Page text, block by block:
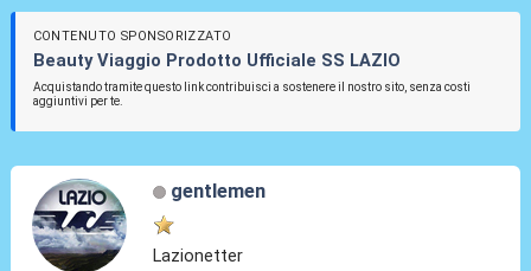
CONTENUTO SPONSORIZZATO
Beauty Viaggio Prodotto Ufficiale SS LAZIO
Acquistando tramite questo link contribuisci a sostenere il nostro sito, senza costi
aggiuntivi per te.
gentlemen
Lazionetter